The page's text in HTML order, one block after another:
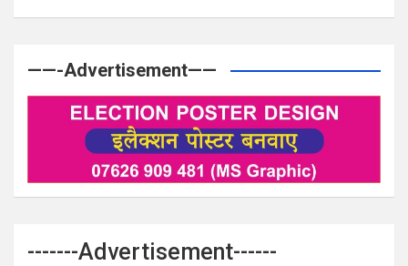
——-Advertisement——
-------Advertisement------